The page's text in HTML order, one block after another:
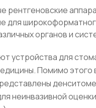
рентгеновские
для
органов и
устройства для
Помимо этого
неинвазивной